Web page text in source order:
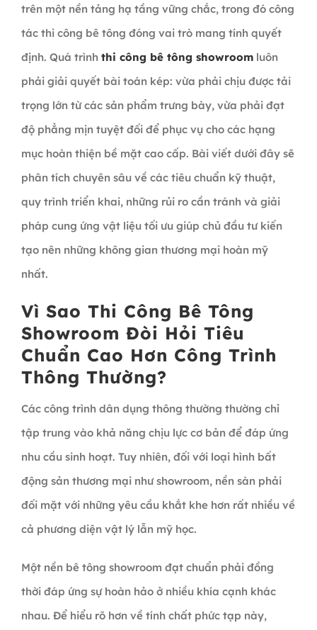
trên một nền tảng hạ tầng vững chắc, trong đó công
tác thi công bê tông đóng vai trò mang tính quyết
định. Quá trình thi công bê tông showroomluôn
phải giải quyết bài toán kép: vừa phải chịu được tải
trọng lớn từ các sản phẩm trưng bày, vừa phải đạt
độ phẳng mịn tuyệt đối để phục vụ cho các hạng
mục hoàn thiện bề mặt cao cấp. Bài viết dưới đây sẽ
phân tích chuyên sâu về các tiêu chuẩn kỹ thuật,
quy trình triển khai, những rủi ro cần tránh và giải
pháp cung ứng vật liệu tối ưu giúp chủ đầu tư kiến
tạo nên những không gian thương mại hoàn mỹ
nhất.
Vì Sao Thi Công Bê Tông
Showroom Đòi Hỏi Tiêu
Chuẩn Cao Hơn Công Trình
Thông Thường?
Các công trình dân dụng thông thường thường chỉ
tập trung vào khả năng chịu lực cơ bản để đáp ứng
nhu cầu sinh hoạt. Tuy nhiên, đối với loại hình bất
động sản thương mại như showroom, nền sàn phải
đối mặt với những yêu cầu khắt khe hơn rất nhiều về
cả phương diện vật lý lẫn mỹ học.
Một nền bê tông showroom đạt chuẩn phải đồng
thời đáp ứng sự hoàn hảo ở nhiều khía cạnh khác
nhau. Để hiểu rõ hơn về tính chất phức tạp này,